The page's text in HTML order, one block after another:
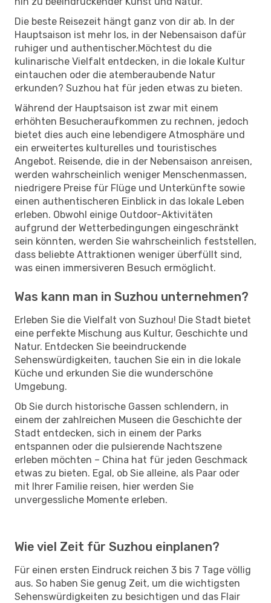
Die beste Reisezeit hängt ganz von dir ab. In der
Hauptsaison ist mehr los, in der Nebensaison dafür
ruhiger und authentischer.Möchtest du die
kulinarische Vielfalt entdecken, in die lokale Kultur
eintauchen oder die atemberaubende Natur
erkunden? Suzhou hat für jeden etwas zu bieten.
Während der Hauptsaison ist zwar mit einem
erhöhten Besucheraufkommen zu rechnen, jedoch
bietet dies auch eine lebendigere Atmosphäre und
ein erweitertes kulturelles und touristisches
Angebot. Reisende, die in der Nebensaison anreisen,
werden wahrscheinlich weniger Menschenmassen,
niedrigere Preise für Flüge und Unterkünfte sowie
einen authentischeren Einblick in das lokale Leben
erleben. Obwohl einige Outdoor-Aktivitäten
aufgrund der Wetterbedingungen eingeschränkt
sein könnten, werden Sie wahrscheinlich feststellen,
dass beliebte Attraktionen weniger überfüllt sind,
was einen immersiveren Besuch ermöglicht.
Was kann man in Suzhou unternehmen?
Erleben Sie die Vielfalt von Suzhou! Die Stadt bietet
eine perfekte Mischung aus Kultur, Geschichte und
Natur. Entdecken Sie beeindruckende
Sehenswürdigkeiten, tauchen Sie ein in die lokale
Küche und erkunden Sie die wunderschöne
Umgebung.
Ob Sie durch historische Gassen schlendern, in
einem der zahlreichen Museen die Geschichte der
Stadt entdecken, sich in einem der Parks
entspannen oder die pulsierende Nachtszene
erleben möchten – China hat für jeden Geschmack
etwas zu bieten. Egal, ob Sie alleine, als Paar oder
mit Ihrer Familie reisen, hier werden Sie
unvergessliche Momente erleben.
Wie viel Zeit für Suzhou einplanen?
Für einen ersten Eindruck reichen 3 bis 7 Tage völlig
aus. So haben Sie genug Zeit, um die wichtigsten
Sehenswürdigkeiten zu besichtigen und das Flair